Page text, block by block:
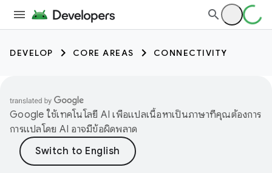
DEVELOP CORE AREAS CONNECTIVITY
Google ใช้เทคโนโลยี AI เพื่อแปลเนื้อหาเป็นภาษาที่คุณต้องการ
การแปลโดย AI อาจมีข้อผิดพลาด